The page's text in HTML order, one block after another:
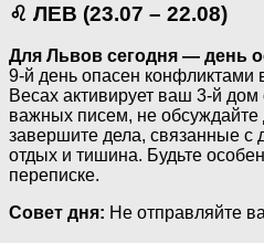
♌ ЛЕВ (23.07 – 22.08)
Для Львов сегодня — день
9-й день опасен конфликтами
Весах активирует ваш 3-й
важных писем, не
завершите дела, связанные
отдых и тишина. Будьте
переписке.
Совет дня: Не отправляйте